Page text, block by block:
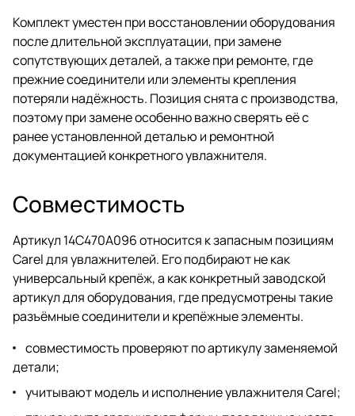
Комплект уместен при восстановлении оборудования
после длительной эксплуатации, при замене
сопутствующих деталей, а также при ремонте, где
прежние соединители или элементы крепления
потеряли надёжность. Позиция снята с производства,
поэтому при замене особенно важно сверять её с
ранее установленной деталью и ремонтной
документацией конкретного увлажнителя.
Совместимость
Артикул 14C470A096 относится к запасным позициям
Carel для увлажнителей. Его подбирают не как
универсальный крепёж, а как конкретный заводской
артикул для оборудования, где предусмотрены такие
разъёмные соединители и крепёжные элементы.
совместимость проверяют по артикулу заменяемой
детали;
учитывают модель и исполнение увлажнителя Carel;